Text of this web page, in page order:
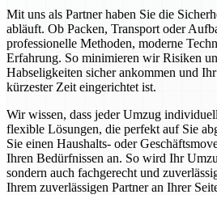
Mit uns als Partner haben Sie die
abläuft. Ob Packen, Transport oder
professionelle Methoden, moderne
Erfahrung. So minimieren wir Risiken
Habseligkeiten sicher ankommen und
kürzester Zeit eingerichtet ist.
Wir wissen, dass jeder Umzug
flexible Lösungen, die perfekt auf Sie
Sie einen Haushalts- oder
Ihren Bedürfnissen an. So wird Ihr
sondern auch fachgerecht und
Ihrem zuverlässigen Partner an Ihrer